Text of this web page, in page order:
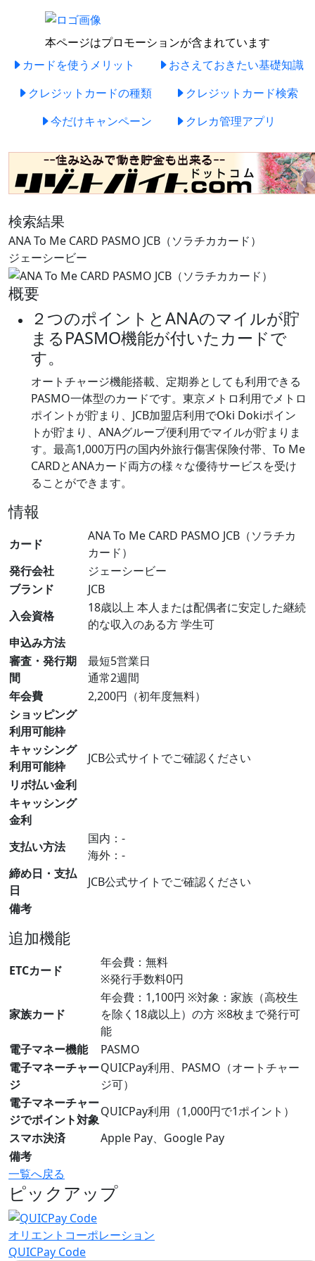
本ページはプロモーションが含まれています
カードを使うメリット
おさえておきたい基礎知識
クレジットカードの種類
クレジットカード検索
今だけキャンペーン
クレカ管理アプリ
検索結果
ANA To Me CARD PASMO JCB（ソラチカカード）
ジェーシービー
概要
２つのポイントとANAのマイルが貯
まるPASMO機能が付いたカードで
す。
オートチャージ機能搭載、定期券としても利用できる
PASMO一体型のカードです。東京メトロ利用でメトロ
ポイントが貯まり、JCB加盟店利用でOki Dokiポイン
トが貯まり、ANAグループ便利用でマイルが貯まりま
す。最高1,000万円の国内外旅行傷害保険付帯、To Me
CARDとANAカード両方の様々な優待サービスを受け
ることができます。
情報
カード
ANA To Me CARD PASMO JCB（ソラチカ
カード）
発行会社
ジェーシービー
ブランド
JCB
入会資格
18歳以上 本人または配偶者に安定した継続
的な収入のある方 学生可
申込み方法
審査・発行期
間
最短5営業日
通常2週間
年会費
2,200円（初年度無料）
ショッピング
利用可能枠
キャッシング
利用可能枠
JCB公式サイトでご確認ください
リボ払い金利
キャッシング
金利
支払い方法
国内：-
海外：-
締め日・支払
日
JCB公式サイトでご確認ください
備考
追加機能
ETCカード
年会費：無料
※発行手数料0円
家族カード
年会費：1,100円 ※対象：家族（高校生
を除く18歳以上）の方 ※8枚まで発行可
能
電子マネー機能
PASMO
電子マネーチャー
ジ
QUICPay利用、PASMO（オートチャー
ジ可）
電子マネーチャー
ジでポイント対象
QUICPay利用（1,000円で1ポイント）
スマホ決済
Apple Pay、Google Pay
備考
一覧へ戻る
ピックアップ
オリエントコーポレーション
QUICPay Code